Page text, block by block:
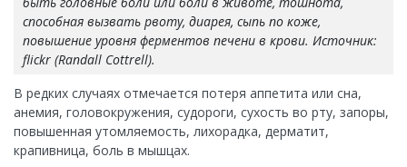
способная вызвать рвоту, диарея, сыпь по коже,
повышение уровня ферментов печени в крови. Источник:
flickr (Randall Cottrell).
В редких случаях отмечается потеря аппетита или сна,
анемия, головокружения, судороги, сухость во рту, запоры,
повышенная утомляемость, лихорадка, дерматит,
крапивница, боль в мышцах.